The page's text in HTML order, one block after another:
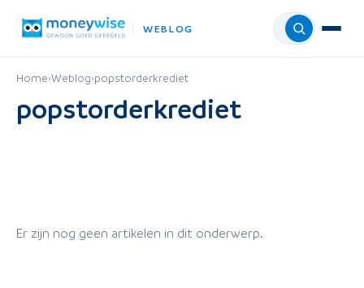
WEBLOG Menu
Home›Weblog›popstorderkrediet
popstorderkrediet
Er zijn nog geen artikelen in dit onderwerp.